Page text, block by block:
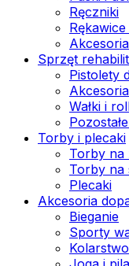
Ręczniki
Sprzęt
Pistolety
Wałki i
Torby i plecaki
Torby na
Torby na
Plecaki
Akcesoria
Bieganie
Sporty
Kolarstwo